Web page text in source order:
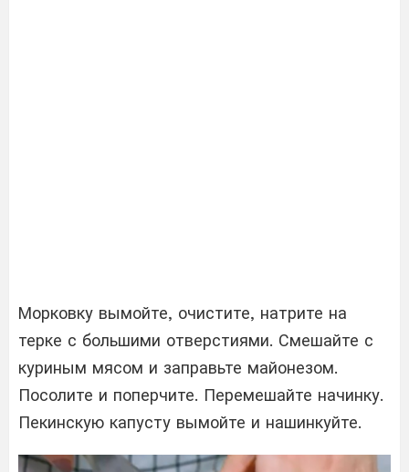
Морковку вымойте, очистите, натрите на
терке с большими отверстиями. Смешайте с
куриным мясом и заправьте майонезом.
Посолите и поперчите. Перемешайте начинку.
Пекинскую капусту вымойте и нашинкуйте.